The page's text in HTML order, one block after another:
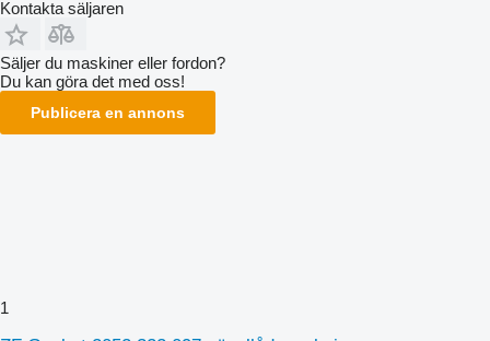
Kontakta säljaren
Säljer du maskiner eller fordon?
Du kan göra det med oss!
Publicera en annons
1